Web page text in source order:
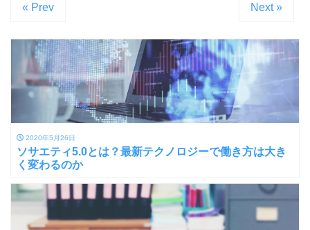
« Prev Next »
2020年5月26日
ソサエティ5.0とは？最新テクノロジーで働き方は大き
く変わるのか